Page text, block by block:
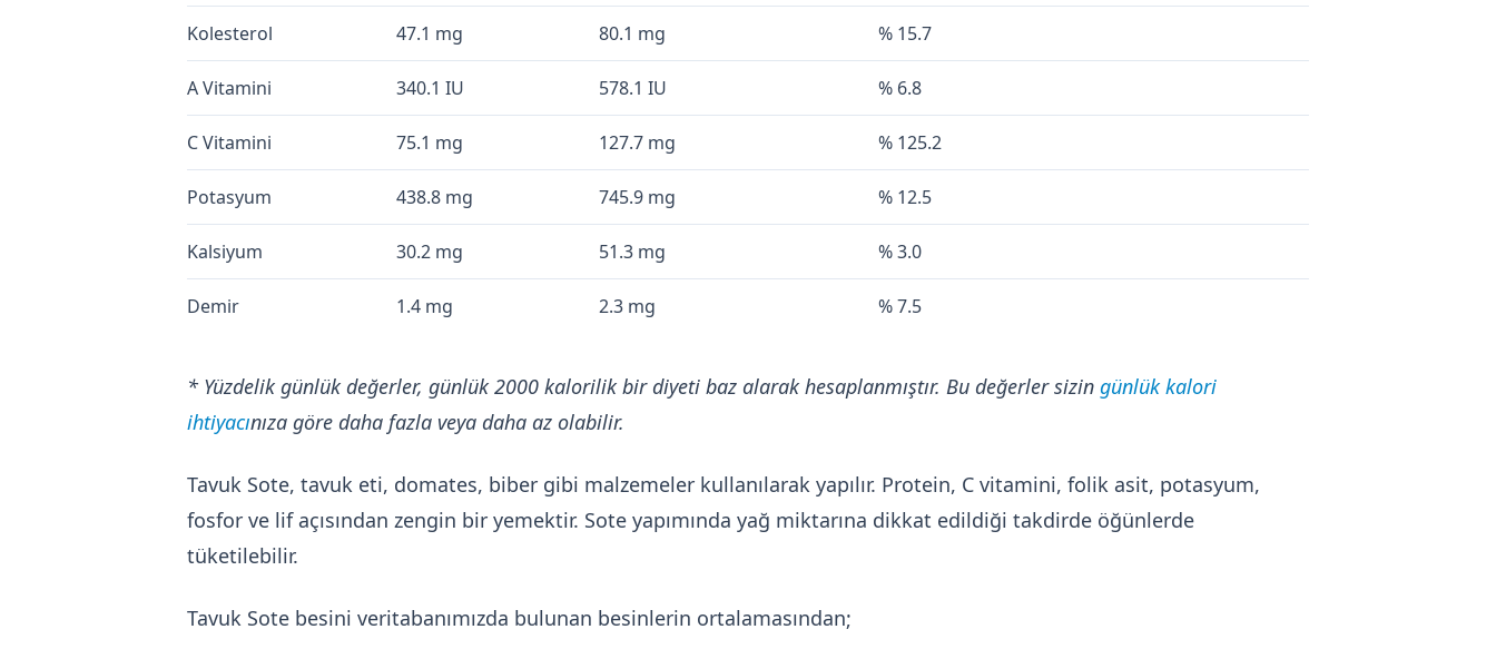
Kolesterol 47.1 mg 80.1 mg % 15.7
A Vitamini 340.1 IU 578.1 IU % 6.8
C Vitamini 75.1 mg 127.7 mg % 125.2
Potasyum 438.8 mg 745.9 mg % 12.5
Kalsiyum 30.2 mg 51.3 mg % 3.0
Demir 1.4 mg 2.3 mg % 7.5
* Yüzdelik günlük değerler, günlük 2000 kalorilik bir diyeti baz alarak hesaplanmıştır. Bu değerler sizin günlük kalori
ihtiyacınıza göre daha fazla veya daha az olabilir.
Tavuk Sote, tavuk eti, domates, biber gibi malzemeler kullanılarak yapılır. Protein, C vitamini, folik asit, potasyum,
fosfor ve lif açısından zengin bir yemektir. Sote yapımında yağ miktarına dikkat edildiği takdirde öğünlerde
tüketilebilir.
Tavuk Sote besini veritabanımızda bulunan besinlerin ortalamasından;